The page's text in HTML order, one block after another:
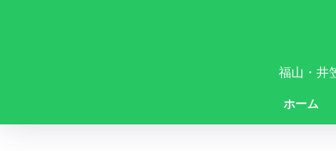
福山・井
ホーム